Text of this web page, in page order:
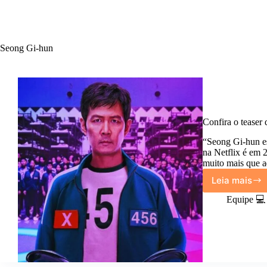
Seong Gi-hun
Confira o teaser
“Seong Gi-hun
na Netflix é em
muito mais que
Leia mais
Confira
o
teaser
Equipe 💻